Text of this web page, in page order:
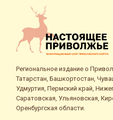
Региональное издание о
Татарстан, Башкортостан,
Удмуртия, Пермский край,
Саратовская, Ульяновская,
Оренбургская области.